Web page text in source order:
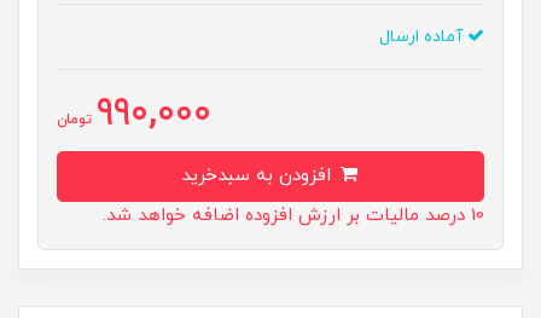
آماده ارسال
990,000 تومان
10 درصد مالیات بر ارزش افزوده اضافه خواهد شد.